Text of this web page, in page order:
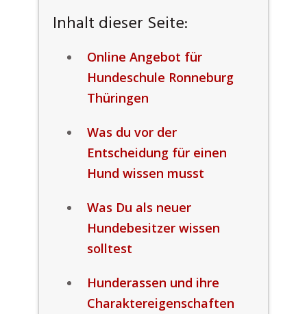
Inhalt dieser Seite:
Online Angebot für
Hundeschule Ronneburg
Thüringen
Was du vor der
Entscheidung für einen
Hund wissen musst
Was Du als neuer
Hundebesitzer wissen
solltest
Hunderassen und ihre
Charaktereigenschaften